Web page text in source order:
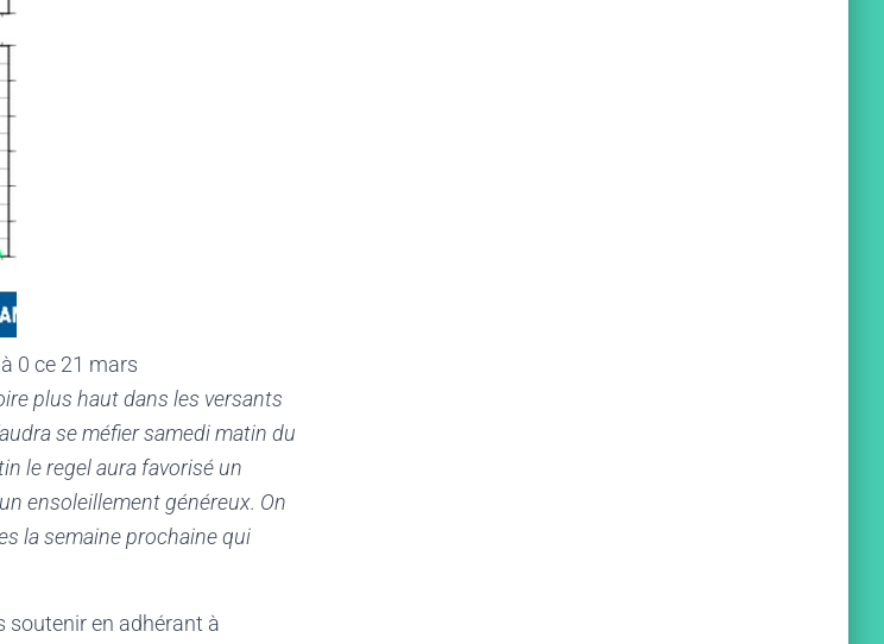
0 ce 21 mars
plus haut dans les versants
se méfier samedi matin du
le regel aura favorisé un
ensoleillement généreux. On
la semaine prochaine qui
soutenir en adhérant à